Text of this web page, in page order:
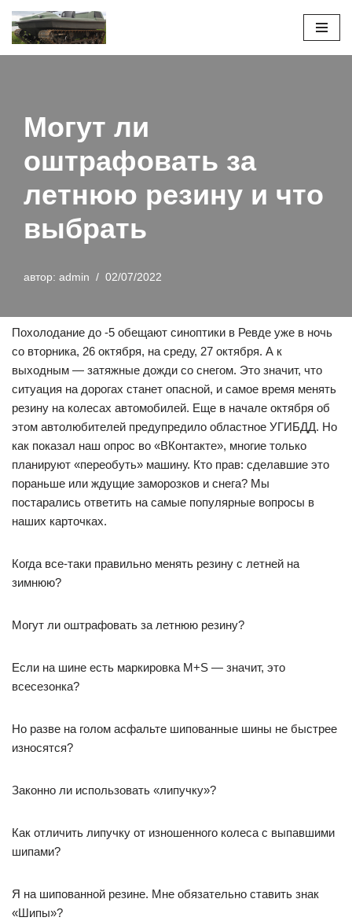
Перейти
Могут ли
оштрафовать за
летнюю резину и что
выбрать
автор: admin 02/07/2022
Похолодание до -5 обещают синоптики в Ревде уже в ночь
со вторника, 26 октября, на среду, 27 октября. А к
выходным — затяжные дожди со снегом. Это значит, что
ситуация на дорогах станет опасной, и самое время менять
резину на колесах автомобилей. Еще в начале октября об
этом автолюбителей предупредило областное УГИБДД. Но
как показал наш опрос во «ВКонтакте», многие только
планируют «переобуть» машину. Кто прав: сделавшие это
пораньше или ждущие заморозков и снега? Мы
постарались ответить на самые популярные вопросы в
наших карточках.
Когда все-таки правильно менять резину с летней на
зимнюю?
Могут ли оштрафовать за летнюю резину?
Если на шине есть маркировка M+S — значит, это
всесезонка?
Но разве на голом асфальте шипованные шины не быстрее
износятся?
Законно ли использовать «липучку»?
Как отличить липучку от изношенного колеса с выпавшими
шипами?
Я на шипованной резине. Мне обязательно ставить знак
«Шипы»?